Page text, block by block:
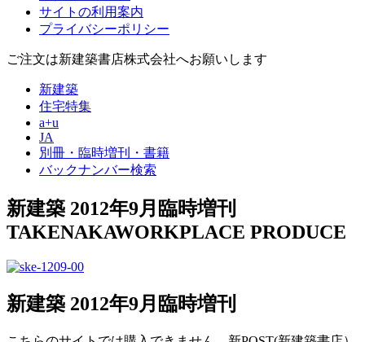
サイトの利用案内
プライバシーポリシー
ご注文は新建築書店株式会社へお願いします
新建築
住宅特集
a+u
JA
別冊・臨時増刊・書籍
バックナンバー検索
新建築 2012年9月臨時増刊
TAKENAKAWORKPLACE PRODUCE
新建築 2012年9月臨時増刊